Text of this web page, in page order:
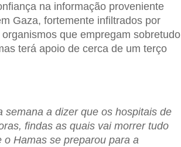
na informação proveniente
Gaza, fortemente infiltrados por
que empregam sobretudo
terá apoio de cerca de um terço
semana a dizer que os hospitais de
findas as quais vai morrer tudo
Hamas se preparou para a